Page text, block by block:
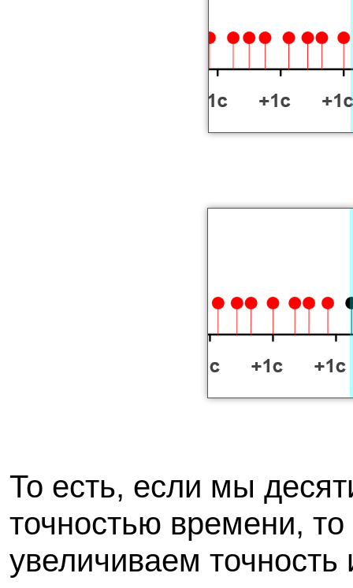
То есть, если мы
точностью времени,
увеличиваем